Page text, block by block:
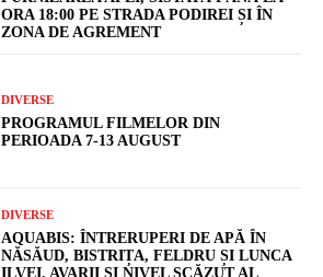
ORA 18:00 PE STRADA PODIREI ȘI ÎN
ZONA DE AGREMENT
DIVERSE
PROGRAMUL FILMELOR DIN
PERIOADA 7-13 AUGUST
DIVERSE
AQUABIS: ÎNTRERUPERI DE APĂ ÎN
NĂSĂUD, BISTRIȚA, FELDRU ȘI LUNCA
ILVEI. AVARII ȘI NIVEL SCĂZUT AL